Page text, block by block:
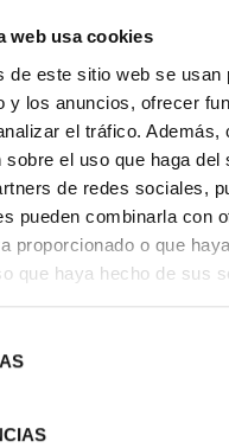
web usa cookies
de este sitio web se usan
y los anuncios, ofrecer
el tráfico. Además,
sobre el uso que haga del
de redes sociales,
pueden combinarla con
proporcionado o que
que haya hecho de sus
€